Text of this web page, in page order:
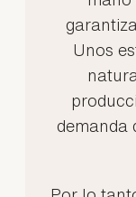
Unos
demanda